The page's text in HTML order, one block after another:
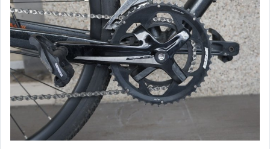
【二手/中古】智慧型手機
【二手/中古】平板電腦
【二手/中古】通話平板
【二手/中古】筆記型電腦
【二手/中古】桌上型電腦
【二手/中古】液晶螢幕